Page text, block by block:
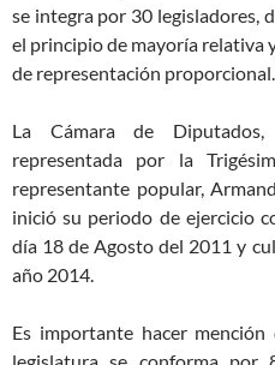
se integra por 30 legisladores,
el principio de mayoría relativa
de representación proporcional.
La Cámara de Diputados,
representada por la
representante popular,
inició su periodo de ejercicio
día 18 de Agosto del 2011 y
año 2014.
Es importante hacer